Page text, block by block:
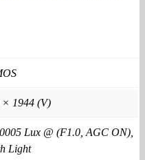
1944 (V)
Lux @ (F1.0, AGC ON),
Light